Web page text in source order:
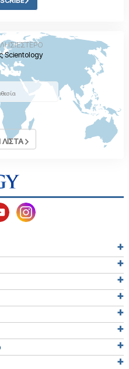
Scientology
ΛΙΣΤΑ